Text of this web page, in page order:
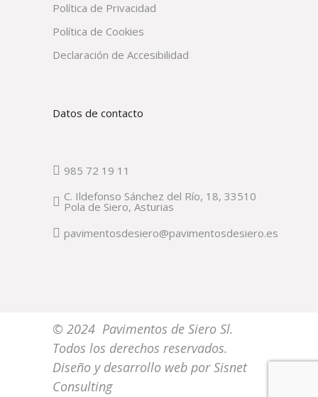
Política de Privacidad
Política de Cookies
Declaración de Accesibilidad
Datos de contacto
985 72 19 11
C. Ildefonso Sánchez del Río, 18, 33510
Pola de Siero, Asturias
pavimentosdesiero@pavimentosdesiero.es
© 2024 Pavimentos de Siero Sl.
Todos los derechos reservados.
Diseño y desarrollo web porSisnet
Consulting